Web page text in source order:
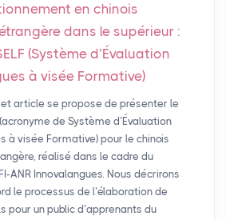
en chinois
dans le supérieur :
(Système d’Évaluation
à visée Formative)
article se propose de présenter le
de Système d’Évaluation
à visée Formative) pour le chinois
réalisé dans le cadre du
ANR Innovalangues. Nous décrirons
le processus de l’élaboration de
pour un public d’apprenants du